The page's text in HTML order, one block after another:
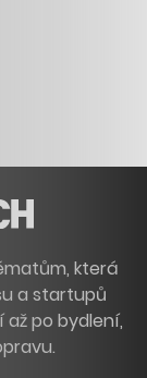
která
a startupů
po bydlení,